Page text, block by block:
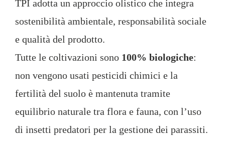
TPI adotta un approccio olistico che integra
sostenibilità ambientale, responsabilità sociale
e qualità del prodotto.
Tutte le coltivazioni sono 100% biologiche:
non vengono usati pesticidi chimici e la
fertilità del suolo è mantenuta tramite
equilibrio naturale tra flora e fauna, con l’uso
di insetti predatori per la gestione dei parassiti.